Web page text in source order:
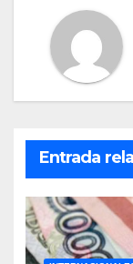
Entrada